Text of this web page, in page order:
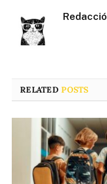
Redacció
RELATEDPOSTS